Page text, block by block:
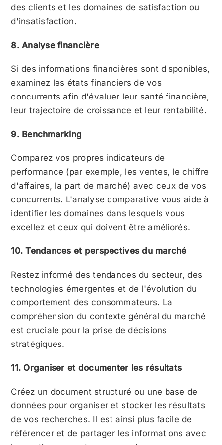
des clients et les domaines de satisfaction ou
d'insatisfaction.
8. Analyse financière
Si des informations financières sont disponibles,
examinez les états financiers de vos
concurrents afin d'évaluer leur santé financière,
leur trajectoire de croissance et leur rentabilité.
9. Benchmarking
Comparez vos propres indicateurs de
performance (par exemple, les ventes, le chiffre
d'affaires, la part de marché) avec ceux de vos
concurrents. L'analyse comparative vous aide à
identifier les domaines dans lesquels vous
excellez et ceux qui doivent être améliorés.
10. Tendances et perspectives du marché
Restez informé des tendances du secteur, des
technologies émergentes et de l'évolution du
comportement des consommateurs. La
compréhension du contexte général du marché
est cruciale pour la prise de décisions
stratégiques.
11. Organiser et documenter les résultats
Créez un document structuré ou une base de
données pour organiser et stocker les résultats
de vos recherches. Il est ainsi plus facile de
référencer et de partager les informations avec